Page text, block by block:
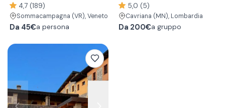
4,7 (189)
Sommacampagna (VR), Veneto
Da 45€a persona
5,0 (5)
Cavriana (MN), Lombardia
Da 200€a gruppo